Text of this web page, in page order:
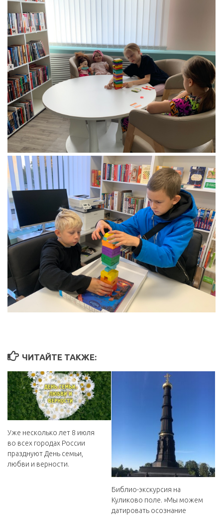
ЧИТАЙТЕ ТАКЖЕ:
Уже несколько лет 8 июля
во всех городах России
празднуют День семьи,
любви и верности️️️.
Библио-экскурсия на
Куликово поле. ️»Мы можем
датировать осознание